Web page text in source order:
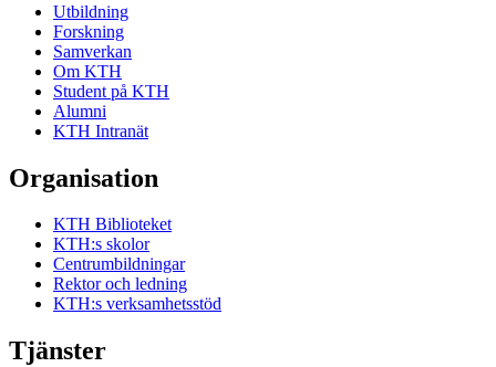
Utbildning
Forskning
Samverkan
Om KTH
Student på KTH
Alumni
KTH Intranät
Organisation
KTH Biblioteket
KTH:s skolor
Centrumbildningar
Rektor och ledning
KTH:s verksamhetsstöd
Tjänster